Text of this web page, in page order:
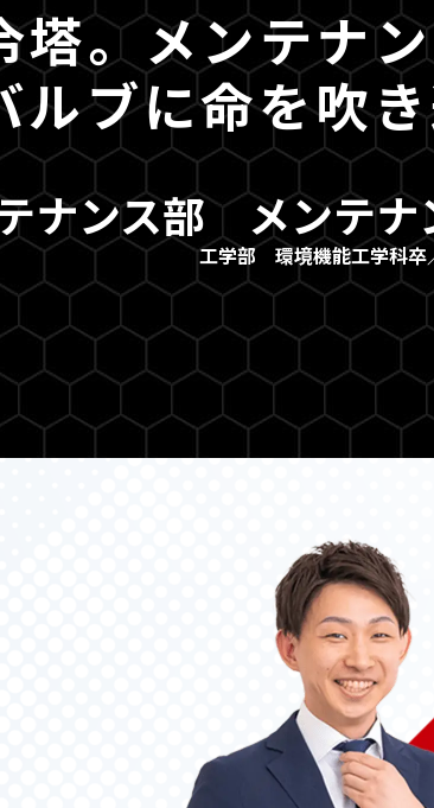
塔。メンテナ
ルブに命を吹
ナンス部 メンテナ
工学部 環境機能工学科卒